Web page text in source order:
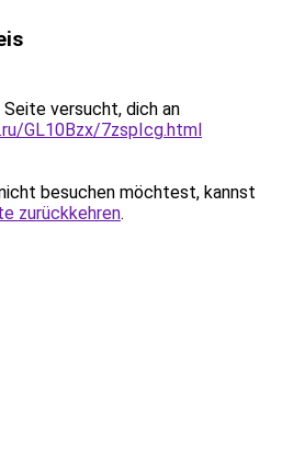
versucht, dich an
GL10Bzx/7zspIcg.html
besuchen möchtest, kannst
zurückkehren.